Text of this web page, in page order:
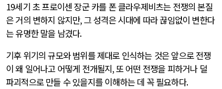
19세기 초 프로이센 장군 카를 폰 클라우제비츠는 전쟁의 본질
은 거의 변하지 않지만,그 성격은 시대에 따라 끊임없이 변한다
는 유명한 말을 남겼다.
기후 위기의 규모와 범위를 제대로 인식하는 것은 앞으로 전쟁
이 왜 일어나고 어떻게 전개될지,또 어떤 전쟁을 피하거나 덜
파괴적으로 만들 수 있을지를 이해하는 데 꼭 필요하다.